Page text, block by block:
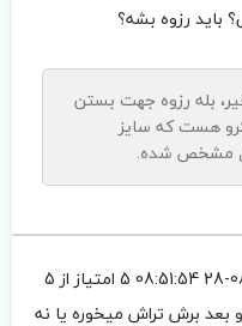
بله رزوه جهت بستن
هست که سایز
مشخص شده.
5 امتیاز از 5
برش تراش میخوره یا نه